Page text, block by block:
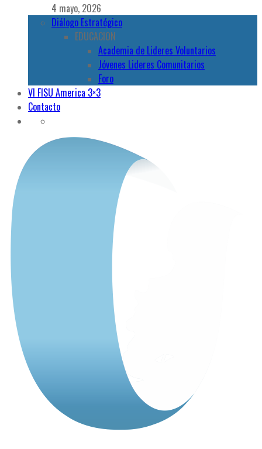
4 mayo, 2026
Diálogo Estratégico
EDUCACION
Academia de Lideres Voluntarios
Jóvenes Lideres Comunitarios
Foro
VI FISU America 3×3
Contacto